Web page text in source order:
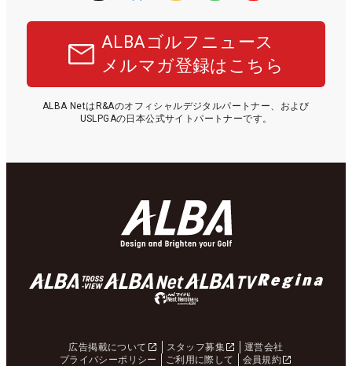
ALBAゴルフニュース
メルマガ登録はこちら
ALBA NetはR&Aのオフィシャルデジタルパートナー、および
USLPGAの日本公式サイトパートナーです。
広告掲載について スタッフ募集
運営会社
プライバシーポリシー
ご利用に際して
会員規約